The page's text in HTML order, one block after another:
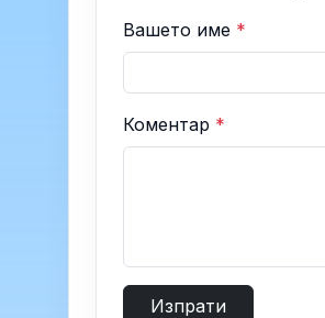
Вашето име *
Коментар *
Изпрати